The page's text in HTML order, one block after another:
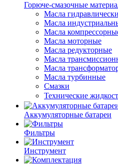
Горюче-смазочные
Масла
Масла
Масла
Масла моторные
Масла редукторные
Масла
Масла
Масла турбинные
Смазки
Технические
Аккумуляторные батареи
Фильтры
Инструмент